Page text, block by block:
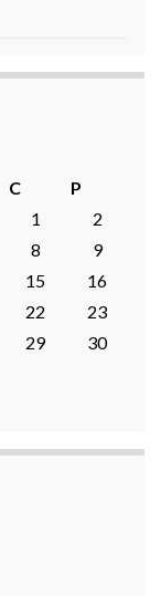
C
P
1
2
8
9
15
16
22
23
29
30